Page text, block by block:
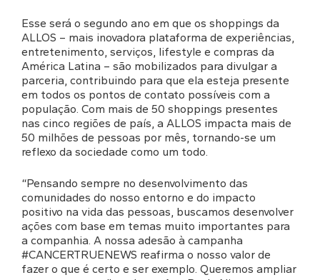
Esse será o segundo ano em que os shoppings da
ALLOS – mais inovadora plataforma de experiências,
entretenimento, serviços, lifestyle e compras da
América Latina – são mobilizados para divulgar a
parceria, contribuindo para que ela esteja presente
em todos os pontos de contato possíveis com a
população. Com mais de 50 shoppings presentes
nas cinco regiões de país, a ALLOS impacta mais de
50 milhões de pessoas por mês, tornando-se um
reflexo da sociedade como um todo.
“Pensando sempre no desenvolvimento das
comunidades do nosso entorno e do impacto
positivo na vida das pessoas, buscamos desenvolver
ações com base em temas muito importantes para
a companhia. A nossa adesão à campanha
#CANCERTRUENEWS reafirma o nosso valor de
fazer o que é certo e ser exemplo. Queremos ampliar